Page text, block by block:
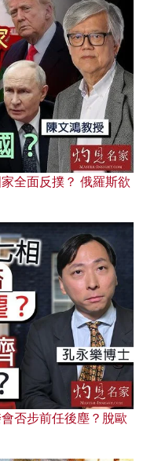
全面反撲？ 俄羅斯欲
否步前任後塵？脫歐